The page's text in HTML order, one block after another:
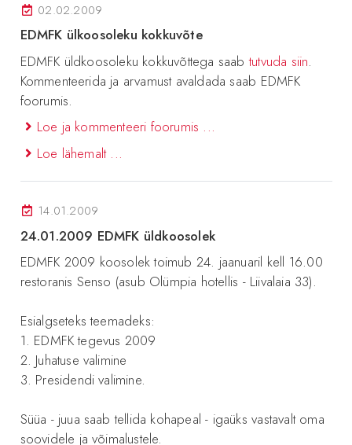
02.02.2009
EDMFK ülkoosoleku kokkuvõte
EDMFK üldkoosoleku kokkuvõttega saabtutvuda siin.
Kommenteerida ja arvamust avaldada saab EDMFK
foorumis.
Loe ja kommenteeri foorumis ...
Loe lähemalt ...
14.01.2009
24.01.2009 EDMFK üldkoosolek
EDMFK 2009 koosolek toimub 24. jaanuaril kell 16.00
restoranis Senso (asub Olümpia hotellis - Liivalaia 33).
Esialgseteks teemadeks:
1. EDMFK tegevus 2009
2. Juhatuse valimine
3. Presidendi valimine.
Süüa - juua saab tellida kohapeal - igaüks vastavalt oma
soovidele ja võimalustele.